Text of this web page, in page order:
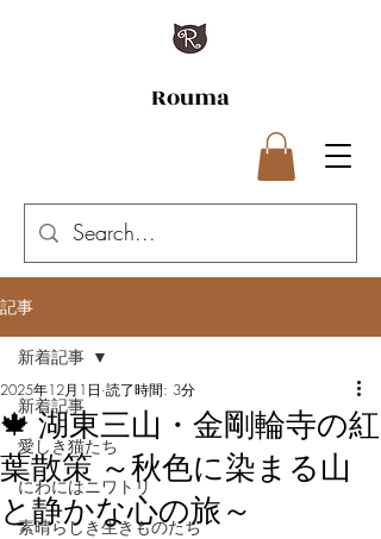
Rouma
記事
新着記事
愛しき猫たち
にわにはニワトリ
素晴らしき生きものたち
新着記事
🍁 湖東三山・金剛輪寺の紅
葉散策 ～秋色に染まる山
と静かな心の旅～
2025年12月1日 読了時間: 3分